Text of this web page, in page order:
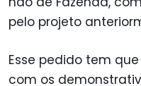
pelo projeto
Esse pedido tem
com os